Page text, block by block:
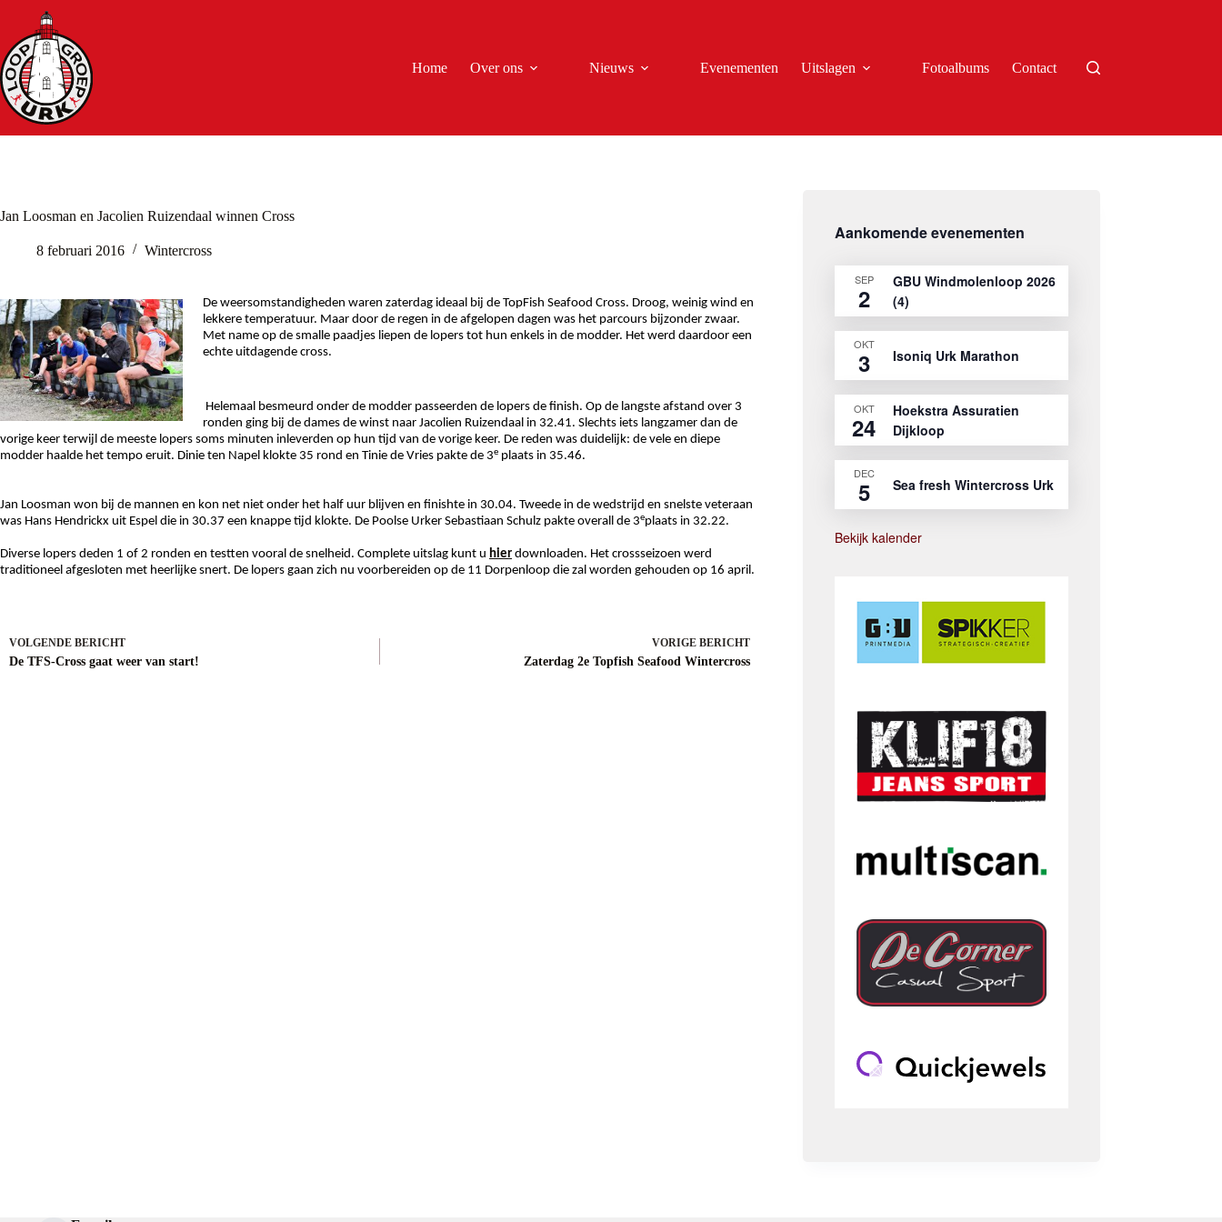
inhoud
Home Over ons Nieuws Evenementen Uitslagen Fotoalbums Contact
Jan Loosman en Jacolien Ruizendaal winnen Cross
8 februari 2016 Wintercross
De weersomstandigheden waren zaterdag ideaal bij de TopFish Seafood Cross. Droog, weinig wind en
lekkere temperatuur. Maar door de regen in de afgelopen dagen was het parcours bijzonder zwaar.
Met name op de smalle paadjes liepen de lopers tot hun enkels in de modder. Het werd daardoor een
echte uitdagende cross.
Helemaal besmeurd onder de modder passeerden de lopers de finish. Op de langste afstand over 3
ronden ging bij de dames de winst naar Jacolien Ruizendaal in 32.41. Slechts iets langzamer dan de
vorige keer terwijl de meeste lopers soms minuten inleverden op hun tijd van de vorige keer. De reden was duidelijk: de vele en diepe
modder haalde het tempo eruit. Dinie ten Napel klokte 35 rond en Tinie de Vries pakte de 3e plaats in 35.46.
Jan Loosman won bij de mannen en kon net niet onder het half uur blijven en finishte in 30.04. Tweede in de wedstrijd en snelste veteraan
was Hans Hendrickx uit Espel die in 30.37 een knappe tijd klokte. De Poolse Urker Sebastiaan Schulz pakte overall de 3eplaats in 32.22.
Diverse lopers deden 1 of 2 ronden en testten vooral de snelheid. Complete uitslag kunt u hier downloaden. Het crossseizoen werd
traditioneel afgesloten met heerlijke snert. De lopers gaan zich nu voorbereiden op de 11 Dorpenloop die zal worden gehouden op 16 april.
VORIGE BERICHT
Zaterdag 2e Topfish Seafood Wintercross
VOLGENDE BERICHT
De TFS-Cross gaat weer van start!
Aankomende evenementen
SEP
2
GBU Windmolenloop 2026
(4)
OKT
3 Isoniq Urk Marathon
OKT
24
Hoekstra Assuratien
Dijkloop
DEC
5 Sea fresh Wintercross Urk
Bekijk kalender